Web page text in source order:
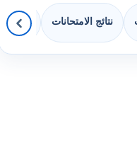
نتائج الامتحانات